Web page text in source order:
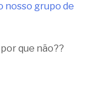
nosso grupo de
por que não??